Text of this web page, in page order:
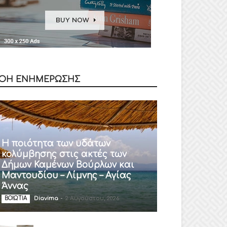
ΕΝΗΜΕΡΩΣΗΣ
Η ποιότητα των υδάτων
κολύμβησης στις ακτές των
Δήμων Καμένων Βούρλων και
Μαντουδίου – Λίμνης – Αγίας
Άννας
ΒΟΙΩΤΙΑ Diavima - 2 Αυγούστου, 2026